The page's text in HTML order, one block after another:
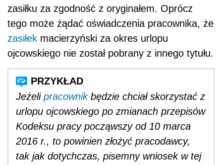
zasiłku za zgodność z oryginałem. Oprócz
tego może żądać oświadczenia pracownika, że
zasiłek macierzyński za okres urlopu
ojcowskiego nie został pobrany z innego tytułu.
Jeżeli pracownikbędzie chciał skorzystać z
urlopu ojcowskiego po zmianach przepisów
Kodeksu pracy począwszy od 10 marca
2016 r., to powinien złożyć pracodawcy,
tak jak dotychczas, pisemny wniosek w tej